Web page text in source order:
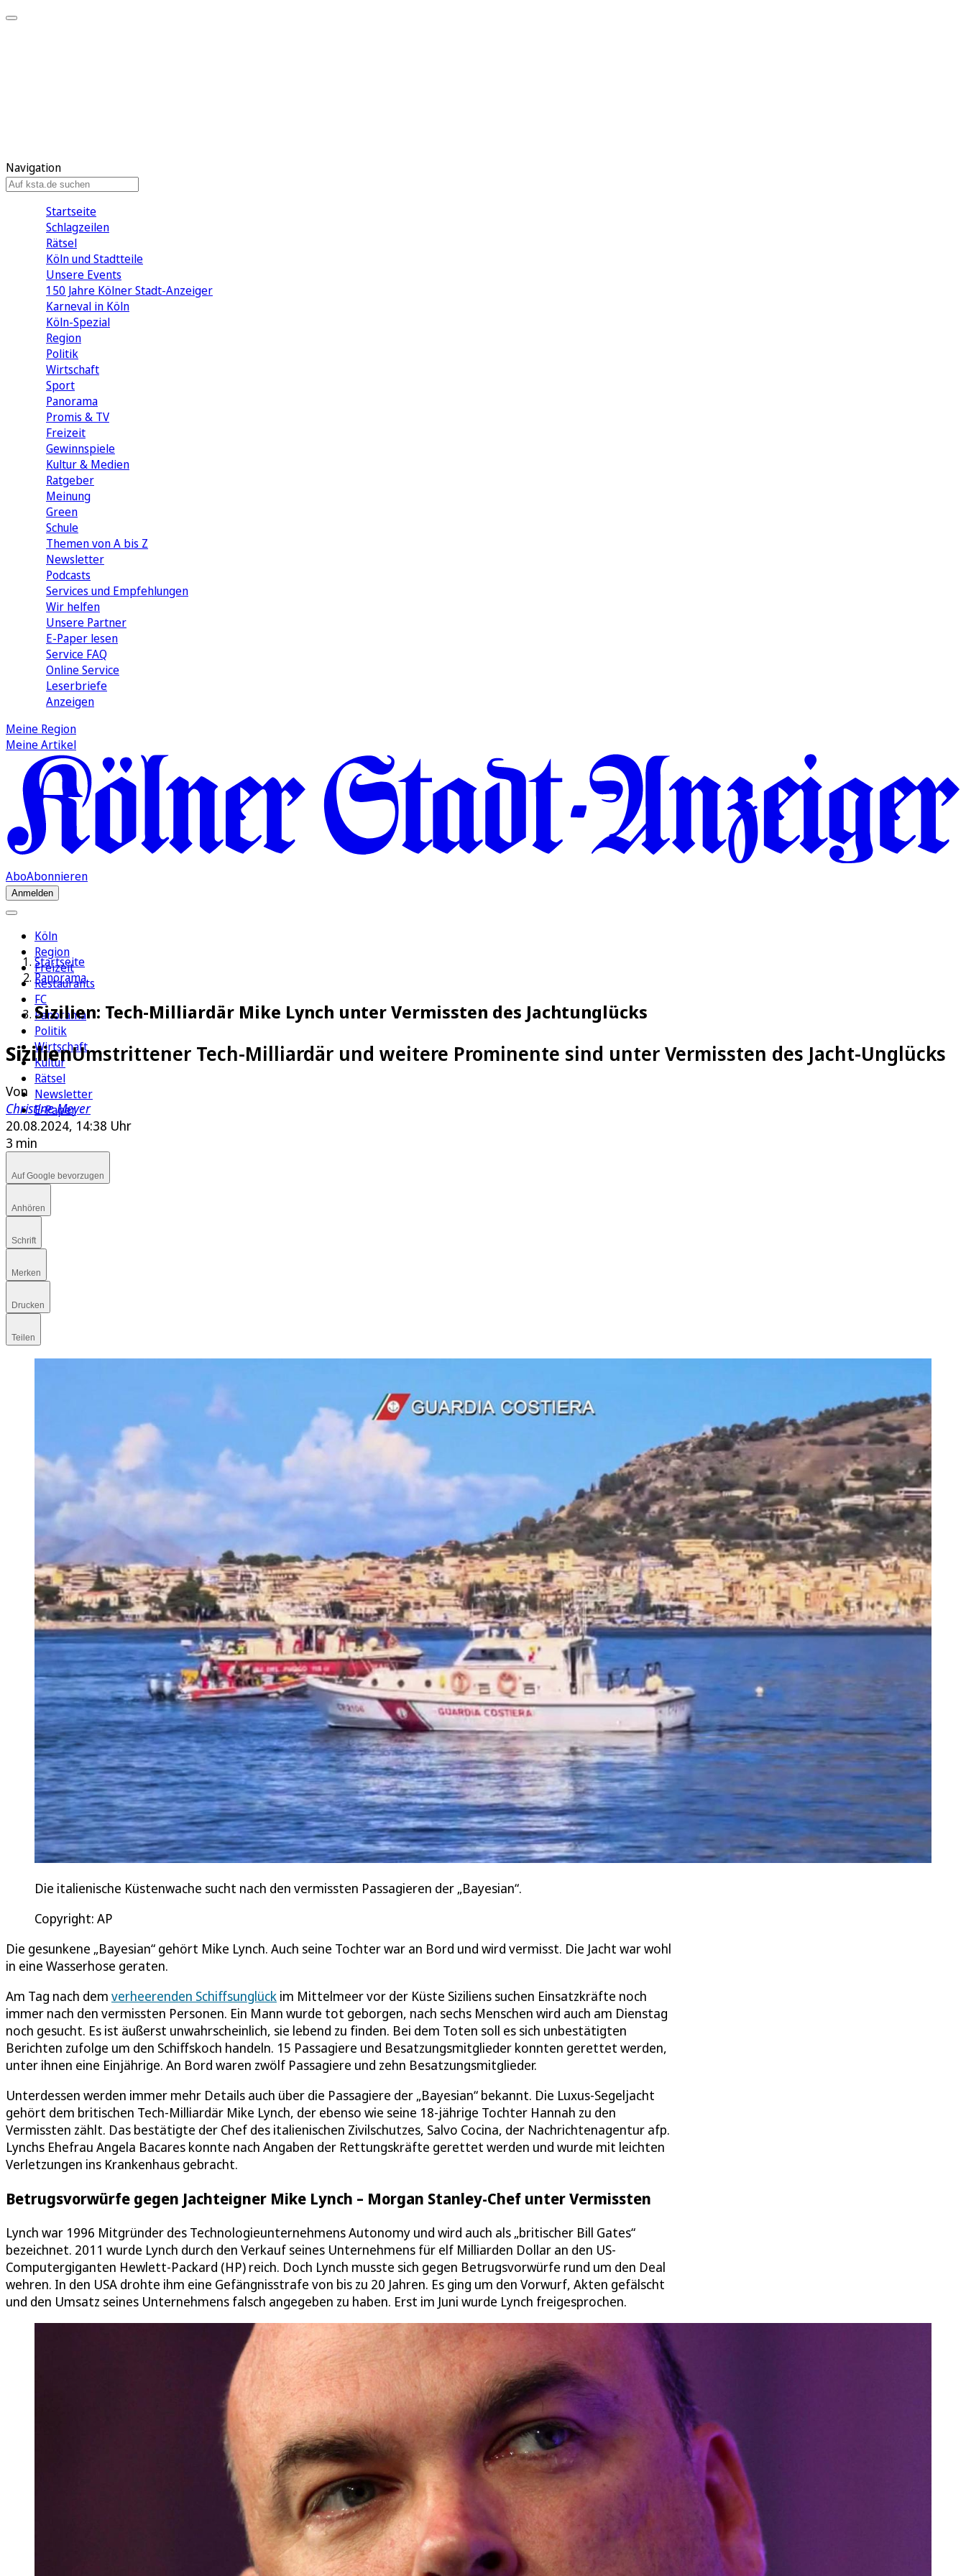
Navigation
Startseite
Schlagzeilen
Rätsel
Köln und Stadtteile
Unsere Events
150 Jahre Kölner Stadt-Anzeiger
Karneval in Köln
Köln-Spezial
Region
Politik
Wirtschaft
Sport
Panorama
Promis & TV
Freizeit
Gewinnspiele
Kultur & Medien
Ratgeber
Meinung
Green
Schule
Themen von A bis Z
Newsletter
Podcasts
Services und Empfehlungen
Wir helfen
Unsere Partner
E-Paper lesen
Service FAQ
Online Service
Leserbriefe
Anzeigen
Meine Region
Meine Artikel
AboAbonnieren
Anmelden
Köln
Region
Freizeit
Restaurants
FC
Panorama
Politik
Wirtschaft
Kultur
Rätsel
Newsletter
E-Paper
Startseite
Panorama
Sizilien: Tech-Milliardär Mike Lynch unter Vermissten des Jachtunglücks
SizilienUmstrittener Tech-Milliardär und weitere Prominente sind unter Vermissten des Jacht-Unglücks
Von
Christine Meyer
20.08.2024, 14:38 Uhr
3 min
Auf Google bevorzugen
Anhören
Schrift
Merken
Drucken
Teilen
Die italienische Küstenwache sucht nach den vermissten Passagieren der „Bayesian“.
Copyright: AP
Die gesunkene „Bayesian“ gehört Mike Lynch. Auch seine Tochter war an Bord und wird vermisst. Die Jacht war wohl
in eine Wasserhose geraten.
Am Tag nach dem verheerenden Schiffsunglück im Mittelmeer vor der Küste Siziliens suchen Einsatzkräfte noch
immer nach den vermissten Personen. Ein Mann wurde tot geborgen, nach sechs Menschen wird auch am Dienstag
noch gesucht. Es ist äußerst unwahrscheinlich, sie lebend zu finden. Bei dem Toten soll es sich unbestätigten
Berichten zufolge um den Schiffskoch handeln. 15 Passagiere und Besatzungsmitglieder konnten gerettet werden,
unter ihnen eine Einjährige. An Bord waren zwölf Passagiere und zehn Besatzungsmitglieder.
Unterdessen werden immer mehr Details auch über die Passagiere der „Bayesian“ bekannt. Die Luxus-Segeljacht
gehört dem britischen Tech-Milliardär Mike Lynch, der ebenso wie seine 18-jährige Tochter Hannah zu den
Vermissten zählt. Das bestätigte der Chef des italienischen Zivilschutzes, Salvo Cocina, der Nachrichtenagentur afp.
Lynchs Ehefrau Angela Bacares konnte nach Angaben der Rettungskräfte gerettet werden und wurde mit leichten
Verletzungen ins Krankenhaus gebracht.
Betrugsvorwürfe gegen Jachteigner Mike Lynch – Morgan Stanley-Chef unter Vermissten
Lynch war 1996 Mitgründer des Technologieunternehmens Autonomy und wird auch als „britischer Bill Gates“
bezeichnet. 2011 wurde Lynch durch den Verkauf seines Unternehmens für elf Milliarden Dollar an den US-
Computergiganten Hewlett-Packard (HP) reich. Doch Lynch musste sich gegen Betrugsvorwürfe rund um den Deal
wehren. In den USA drohte ihm eine Gefängnisstrafe von bis zu 20 Jahren. Es ging um den Vorwurf, Akten gefälscht
und den Umsatz seines Unternehmens falsch angegeben zu haben. Erst im Juni wurde Lynch freigesprochen.